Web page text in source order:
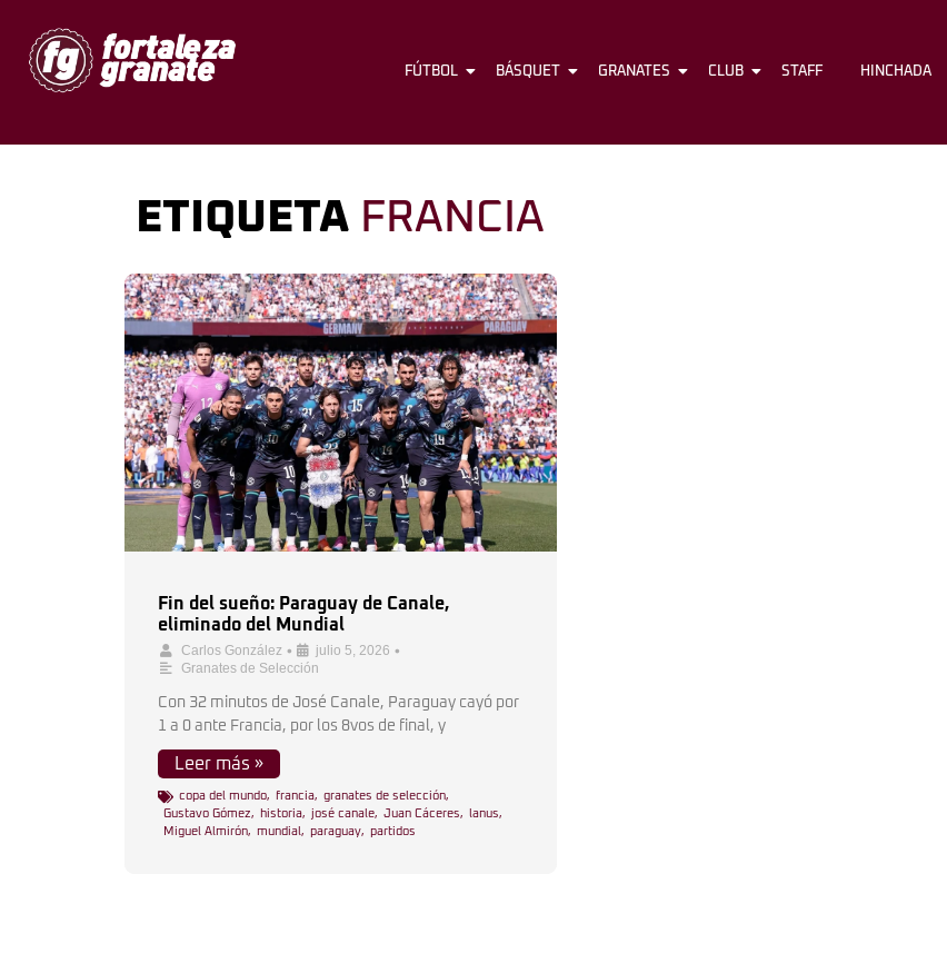
FÚTBOL BÁSQUET GRANATES CLUB
FÚTBOL BÁSQUET GRANATES CLUB STAFF HINCHADA
ETIQUETA FRANCIA
Fin del sueño: Paraguay de Canale,
eliminado del Mundial
Carlos González • julio 5, 2026 •
Granates de Selección
Con 32 minutos de José Canale, Paraguay cayó por
1 a 0 ante Francia, por los 8vos de final, y
Leer más »
copa del mundo, francia, granates de selección,
Gustavo Gómez, historia, josé canale, Juan Cáceres, lanus,
Miguel Almirón, mundial , paraguay, partidos